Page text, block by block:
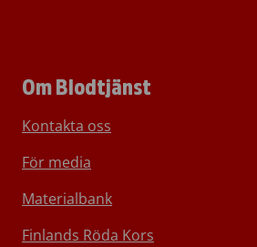
Om Blodtjänst
Kontakta oss
För media
Materialbank
Finlands Röda Kors